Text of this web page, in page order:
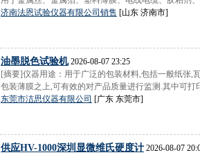
济南法恩试验仪器有限公司销售 [山东 济南市]
油墨脱色试验机2026-08-07 23:25
[摘要]仪器用途：用于广泛的包装材料,包括一般纸张
包装薄膜之上,可有效的对产品质量进行监测.其中可打
东莞市洁思仪器有限公司 [广东 东莞市]
供应HV-1000深圳显微维氏硬度计 2026-08-07